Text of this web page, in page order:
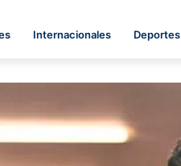
Internacionales Deportes